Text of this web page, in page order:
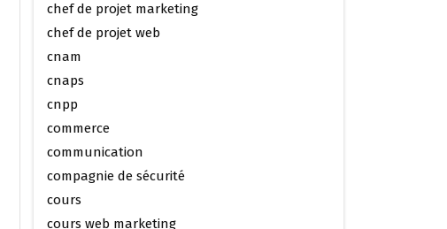
chef de projet marketing
chef de projet web
cnam
cnaps
cnpp
commerce
communication
compagnie de sécurité
cours
cours web marketing